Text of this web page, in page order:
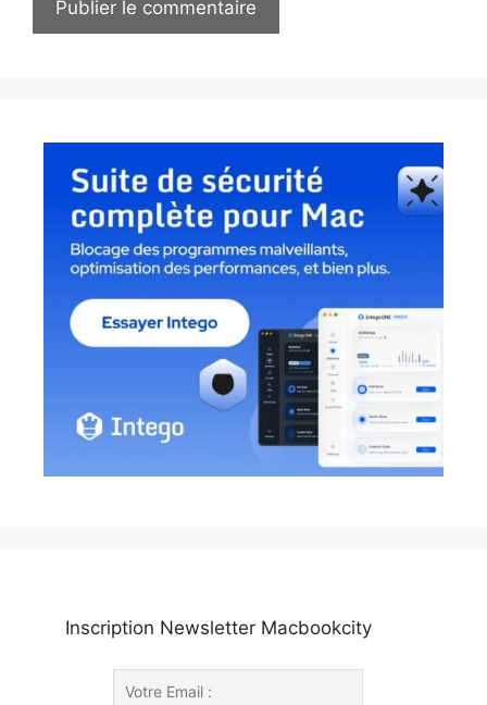
Inscription Newsletter Macbookcity